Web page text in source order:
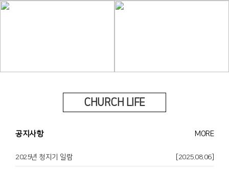
CHURCH LIFE
공지사항 MORE
2025년 청지기 일람 [2025.08.06]